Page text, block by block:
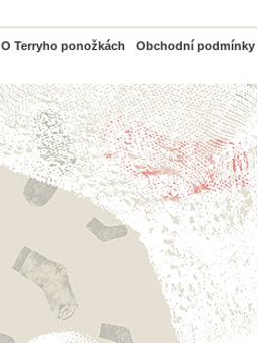
O Terryho ponožkách Obchodní podmínky
PayPal